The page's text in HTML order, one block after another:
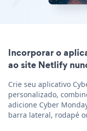
Incorporar o
ao site Netlify
Crie seu aplicativo
personalizado,
adicione Cyber
barra lateral, rodapé